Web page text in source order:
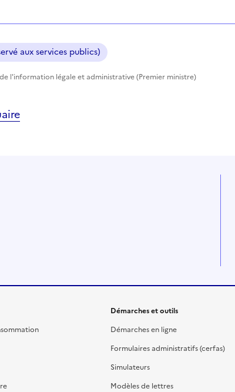
aux services publics)
l'information légale et administrative (Premier ministre)
Démarches et outils
Démarches en ligne
Formulaires administratifs (cerfas)
Simulateurs
Modèles de lettres